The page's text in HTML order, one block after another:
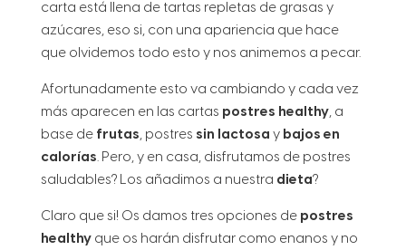
carta está llena de tartas repletas de grasas y
azúcares, eso si, con una apariencia que hace
que olvidemos todo esto y nos animemos a pecar.
Afortunadamente esto va cambiando y cada vez
más aparecen en las cartas postres healthy, a
base de frutas, postres sin lactosa y bajos en
calorías. Pero, y en casa, disfrutamos de postres
saludables? Los añadimos a nuestra dieta?
Claro que si! Os damos tres opciones de postres
healthyque os harán disfrutar como enanos y no